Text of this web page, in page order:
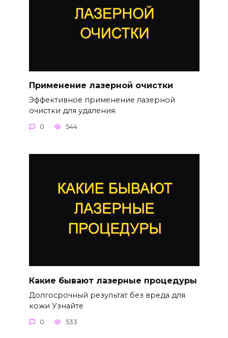
Применение лазерной очистки
Эффективное применение лазерной
очистки для удаления
0 544
Какие бывают лазерные процедуры
Долгосрочный результат без вреда для
кожи Узнайте
0 533